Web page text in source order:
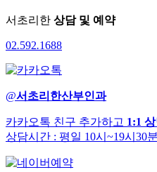
서초리한 상담 및 예약
02.592.1688
@서초리한산부인과
카카오톡 친구 추가하고 1:1
상담시간 : 평일 10시~19시30분